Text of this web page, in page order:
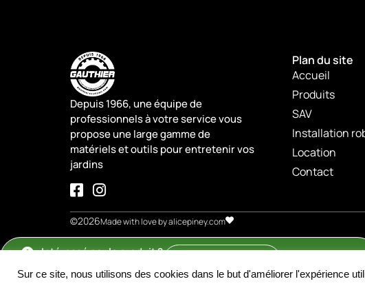
Intéressé par le produit ?
Depuis 1966, une équipe de
professionnels à votre service vous
propose une large gamme de
matériels et outils pour entretenir vos
jardins
Plan du site
Accueil
Produits
SAV
Installation
Location
Contact
©2026Made with love by alicepiney.com
Sur ce site, nous utilisons des cookies dans le but d'améliorer l'expérience